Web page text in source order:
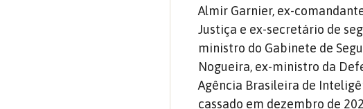
Almir Garnier, ex-
Justiça e ex-secretário de
ministro do Gabinete de
Nogueira, ex-ministro da
Agência Brasileira de
cassado em dezembro de